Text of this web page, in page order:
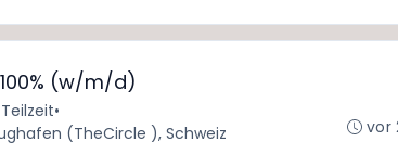
(w/m/d)
•
(TheCircle ), Schweiz
vor